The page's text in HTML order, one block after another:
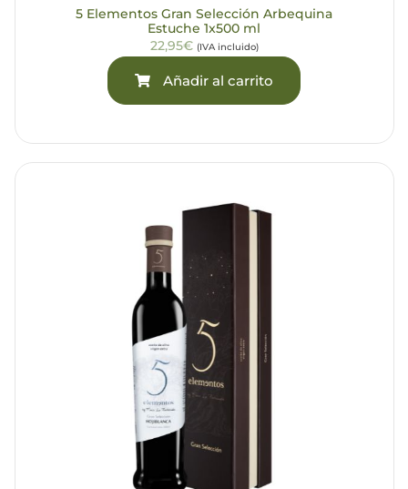
5 Elementos Gran Selección Arbequina
Estuche 1x500 ml
22,95€ (IVA incluido)
Añadir al carrito